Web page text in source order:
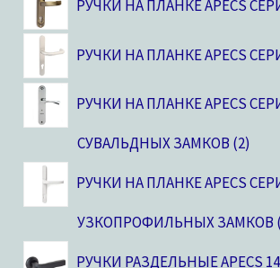
РУЧКИ НА ПЛАНКЕ APECS
РУЧКИ НА ПЛАНКЕ APECS
РУЧКИ НА ПЛАНКЕ APECS
СУВАЛЬДНЫХ ЗАМКОВ 2
РУЧКИ НА ПЛАНКЕ APECS
УЗКОПРОФИЛЬНЫХ ЗАМКОВ
РУЧКИ РАЗДЕЛЬНЫЕ APECS